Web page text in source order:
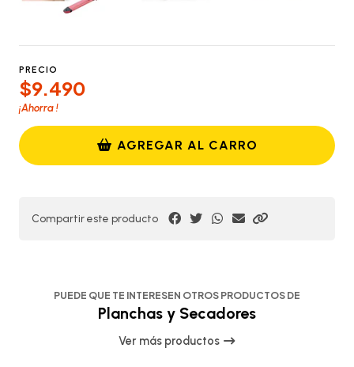
PRECIO
$9.490
¡Ahorra!
AGREGAR AL CARRO
Compartir este producto
PUEDE QUE TE INTERESEN OTROS PRODUCTOS DE
Planchas y Secadores
Ver más productos